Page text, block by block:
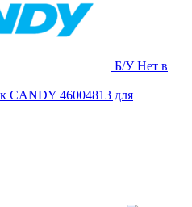
Б/У Нет в
CANDY 46004813 для